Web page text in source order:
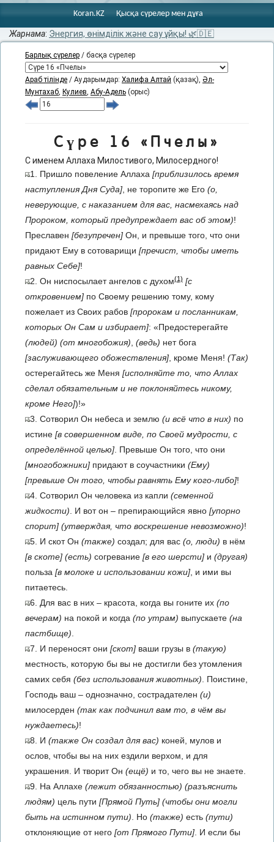
Koran.KZ Қысқа сүрелер мен дұға
Жарнама: Энергия, өнімділік және сау ұйқы! 🌿🇩🇪
Барлық сүрелер / басқа сүрелер
Араб тілінде / Аударымдар: Халифа Алтай (қазақ), Әл-
Мунтахаб, Кулиев, Абу-Адель (орыс)
Сүре 16 «Пчелы»
С именем Аллаха Милостивого, Милосердного!
1. Пришло повеление Аллаха [приблизилось время
наступления Дня Суда] , не торопите же Его (о,
неверующие, с наказанием для вас, насмехаясь над
Пророком, который предупреждает вас об этом)!
Преславен [безупречен] Он, и превыше того, что они
придают Ему в сотоварищи [пречист, чтобы иметь
равных Себе]!
2. Он ниспосылает ангелов с духом(1) [с
откровением] по Своему решению тому, кому
пожелает из Своих рабов [пророкам и посланникам,
которых Он Сам и избирает]: «Предостерегайте
(людей) (от многобожия) (ведь) нет бога
[заслуживающего обожествления] , кроме Меня! (Так)
остерегайтесь же Меня [исполняйте то, что Аллах
сделал обязательным и не поклоняйтесь никому,
кроме Него])!»
3. Сотворил Он небеса и землю (и всё что в них) по
истине [в совершенном виде, по Своей мудрости, с
определённой целью] . Превыше Он того, что они
[многобожники] придают в соучастники (Ему)
[превыше Он того, чтобы равнять Ему кого-либо]!
4. Сотворил Он человека из капли (семенной
жидкости) . И вот он – препирающийся явно [упорно
спорит] (утверждая, что воскрешение невозможно)!
5. И скот Он (также) создал; для вас (о, люди) в нём
[в скоте] (есть) согревание [в его шерсти] и (другая)
польза [в молоке и использовании кожи] , и ими вы
питаетесь.
6. Для вас в них – красота, когда вы гоните их (по
вечерам) на покой и когда (по утрам) выпускаете (на
пастбище)
7. И переносят они [скот] ваши грузы в (такую)
местность, которую бы вы не достигли без утомления
самих себя (без использования животных) . Поистине,
Господь ваш – однозначно, сострадателен (и)
милосерден (так как подчинил вам то, в чём вы
нуждаетесь)!
8. И (также Он создал для вас) коней, мулов и
ослов, чтобы вы на них ездили верхом, и для
украшения. И творит Он (ещё) и то, чего вы не знаете.
9. На Аллахе (лежит обязанностью) (разъяснить
людям) цель пути [Прямой Путь] (чтобы они могли
быть на истинном пути) . Но (также) есть (пути)
отклоняющие от него [от Прямого Пути] . И если бы